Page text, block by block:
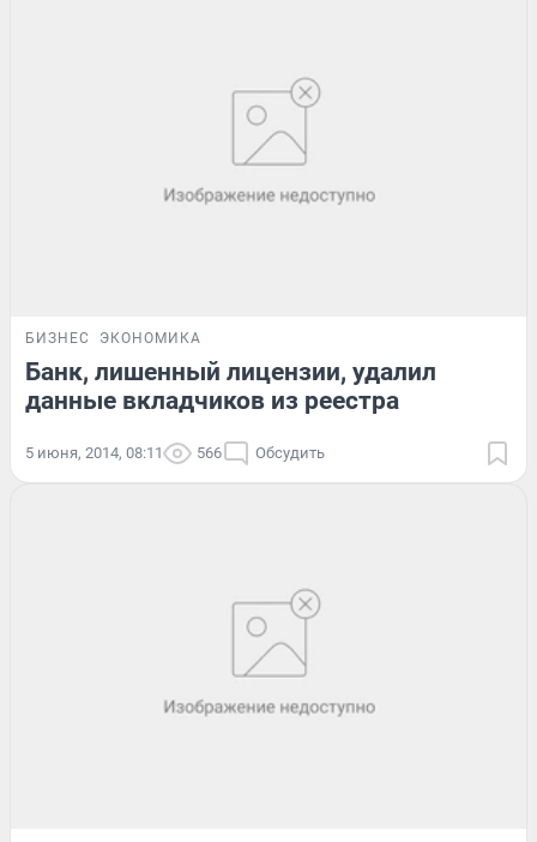
БИЗНЕС ЭКОНОМИКА
Банк, лишенный лицензии, удалил
данные вкладчиков из реестра
5 июня, 2014, 08:11 566 Обсудить